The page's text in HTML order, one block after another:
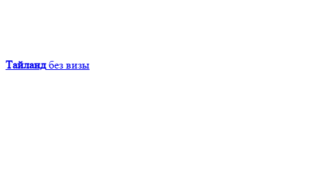
Тайланд без визы